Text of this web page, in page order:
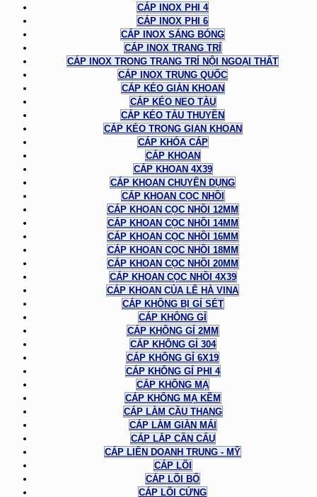
CÁP INOX PHI 4
CÁP INOX PHI 6
CÁP INOX SÁNG BÓNG
CÁP INOX TRANG TRÍ
CÁP INOX TRONG TRANG TRÍ NỘI NGOẠI THẤT
CÁP INOX TRUNG QUỐC
CÁP KÉO GIÀN KHOAN
CÁP KÉO NEO TÀU
CÁP KÉO TÀU THUYỀN
CÁP KÉO TRONG GIAN KHOAN
CÁP KHÓA CÁP
CÁP KHOAN
CÁP KHOAN 4X39
CÁP KHOAN CHUYÊN DỤNG
CÁP KHOAN CỌC NHỒI
CÁP KHOAN CỌC NHỒI 12MM
CÁP KHOAN CỌC NHỒI 14MM
CÁP KHOAN CỌC NHỒI 16MM
CÁP KHOAN CỌC NHỒI 18MM
CÁP KHOAN CỌC NHỒI 20MM
CÁP KHOAN CỌC NHỒI 4X39
CÁP KHOAN CỦA LÊ HÀ VINA
CÁP KHÔNG BỊ GỈ SÉT
CÁP KHÔNG GỈ
CÁP KHÔNG GỈ 2MM
CÁP KHÔNG GỈ 304
CÁP KHÔNG GỈ 6X19
CÁP KHÔNG GỈ PHI 4
CÁP KHÔNG MẠ
CÁP KHÔNG MẠ KẼM
CÁP LÀM CẦU THANG
CÁP LÀM GIÀN MÁI
CÁP LẮP CẦN CẨU
CÁP LIÊN DOANH TRUNG - MỸ
CÁP LÕI
CÁP LÕI BỐ
CÁP LÕI CỨNG